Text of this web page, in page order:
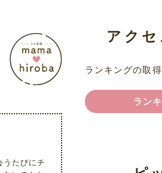
たびにチ
アク
ランキングの取
ラン